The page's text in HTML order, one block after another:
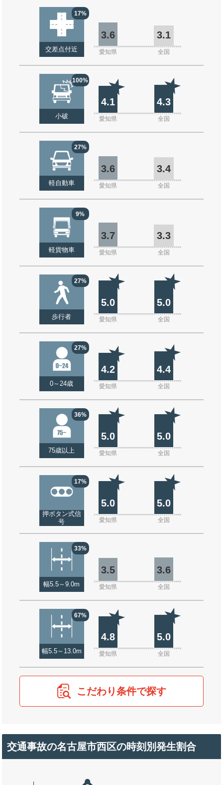
17%
交差点付近
3.6 3.1
愛知県 全国
100%
小破
4.1 4.3
愛知県 全国
27%
軽自動車
3.6 3.4
愛知県 全国
9%
軽貨物車
3.7 3.3
愛知県 全国
27%
歩行者
5.0 5.0
愛知県 全国
27%
0～24歳
4.2 4.4
愛知県 全国
36%
75歳以上
5.0 5.0
愛知県 全国
17%
押ボタン式信
号
5.0 5.0
愛知県 全国
33%
幅5.5～9.0m
3.5 3.6
愛知県 全国
67%
幅5.5～13.0m
4.8 5.0
愛知県 全国
こだわり条件で探す
交通事故の名古屋市西区の時刻別発生割合